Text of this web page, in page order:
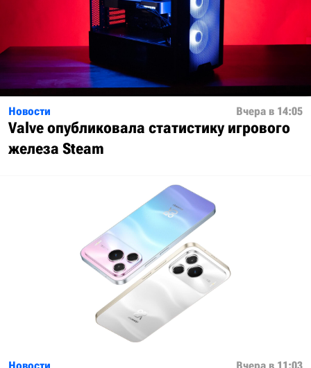
Новости Вчера в 14:05
Valve опубликовала статистику игрового
железа Steam